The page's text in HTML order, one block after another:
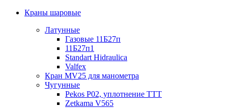
Краны шаровые
Латунные
Газовые 11Б27п
11Б27п1
Standart Hidraulica
Valfex
Кран MV25 для манометра
Чугунные
Pekos P02, уплотнение ТТТ
Zetkama V565